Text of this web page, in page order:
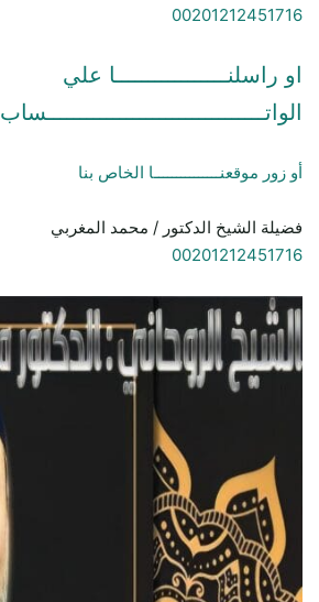
00201212451716
او راسلنـــــــــــــــــا علي
الواتـــــــــــــــــــــــــــــــــساب
أو زور موقعنـــــــــــــــا الخاص بنا
فضيلة الشيخ الدكتور / محمد المغربي
00201212451716